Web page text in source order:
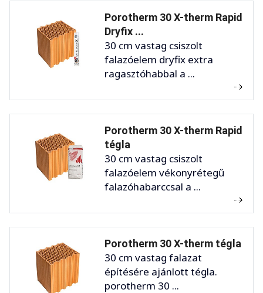
Porotherm 30 X-therm Rapid
Dryfix ...
30 cm vastag csiszolt
falazóelem dryfix extra
ragasztóhabbal a ...
Porotherm 30 X-therm Rapid
tégla
30 cm vastag csiszolt
falazóelem vékonyrétegű
falazóhabarccsal a ...
Porotherm 30 X-therm tégla
30 cm vastag falazat
építésére ajánlott tégla.
porotherm 30 ...